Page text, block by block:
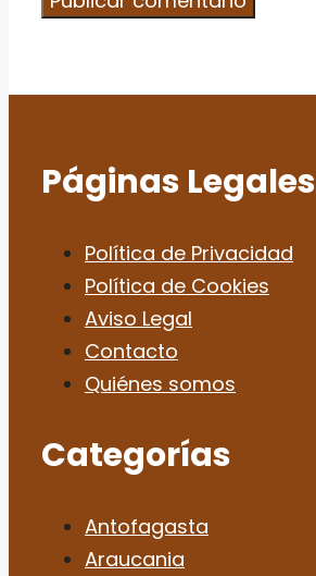
Páginas Legales
Política de Privacidad
Política de Cookies
Aviso Legal
Contacto
Quiénes somos
Categorías
Antofagasta
Araucania